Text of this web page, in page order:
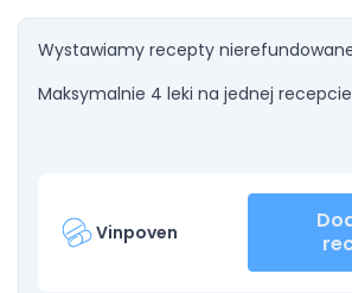
Wystawiamy recepty nierefundowane
Maksymalnie 4 leki na jednej
Vinpoven